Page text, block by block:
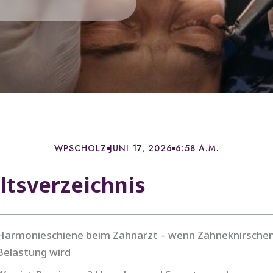
WPSCHOLZ JUNI 17, 2026 6:58 A.M.
beim Zahnarzt – wenn
wird